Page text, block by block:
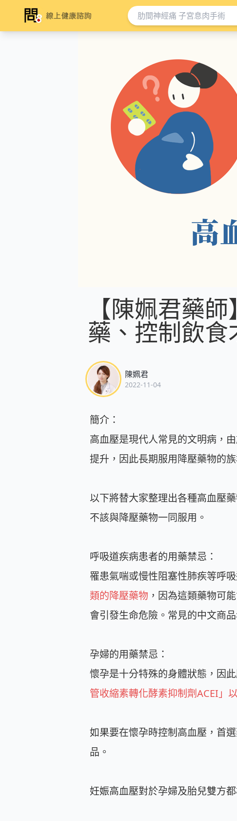
【陳姵君藥
藥、控制飲食
陳姵君
2022-11-04
簡介：
高血壓是現代人常見的文明病，
提升，因此長期服用降壓藥物的
以下將替大家整理出各種高血壓
不該與降壓藥物一同服用。
呼吸道疾病患者的用藥禁忌：
罹患氣喘或慢性阻塞性肺疾等呼
類的降壓藥物 ，因為這類藥物可
會引發生命危險。常見的中文商
孕婦的用藥禁忌：
懷孕是十分特殊的身體狀態，因
管收縮素轉化酵素抑制劑ACEI」
如果要在懷孕時控制高血壓，首
品。
妊娠高血壓對於孕婦及胎兒雙方